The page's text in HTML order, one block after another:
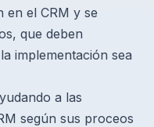
en el CRM y se
que deben
implementación sea
a las
según sus proceos